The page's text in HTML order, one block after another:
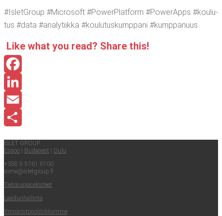
#IsletGroup #Mic­ro­soft #PowerPlat­form #Powe­rApps #kou­lu­
tus #data #ana­ly­tiik­ka #kou­lu­tus­kump­pa­ni #kump­pa­nuus
Like what you read? Sha­re this!
Facebook
LinkedIn
Email
ISLET GROUP
Espoo
Buda­pest
Oulu
+358 9 5761 6100
come@​isletgroup.​fi
Tie­to­suo­ja­se­los­teet
Laa­dun­hal­lin­ta
Ympä­ris­tö­po­li­tiik­kam­me